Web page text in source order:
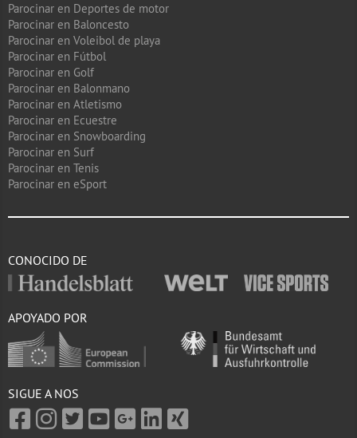
Parocinar en Deportes de motor
Parocinar en Baloncesto
Parocinar en Voleibol de playa
Parocinar en Fútbol
Parocinar en Golf
Parocinar en Balonmano
Parocinar en Atletismo
Parocinar en Ecuestre
Parocinar en Snowboarding
Parocinar en Surf
Parocinar en Tenis
Parocinar en eSport
CONOCIDO DE
APOYADO POR
SIGUE A NOS